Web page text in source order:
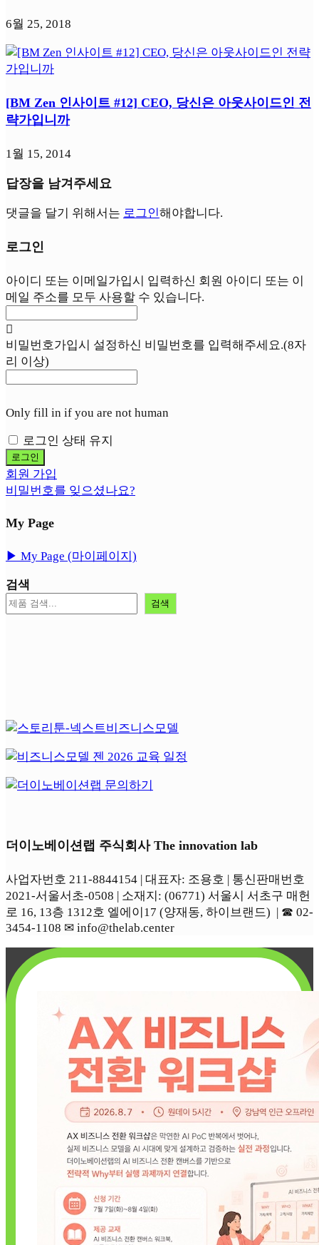
6월 25, 2018
[BM Zen 인사이트 #12] CEO, 당신은 아웃사이드인 전
략가입니까
1월 15, 2014
답장을 남겨주세요
댓글을 달기 위해서는 로그인해야합니다.
로그인
아이디 또는 이메일가입시 입력하신 회원 아이디 또는 이
메일 주소를 모두 사용할 수 있습니다.
비밀번호가입시 설정하신 비밀번호를 입력해주세요.(8자
리 이상)
Only fill in if you are not human
로그인 상태 유지
회원 가입
비밀번호를 잊으셨나요?
My Page
▶︎ My Page (마이페이지)
검색
검색
더이노베이션랩 주식회사 The innovation lab
사업자번호 211-8844154 | 대표자: 조용호 | 통신판매번호
2021-서울서초-0508 | 소재지: (06771) 서울시 서초구 매헌
로 16, 13층 1312호 엘에이17 (양재동, 하이브랜드) | ☎︎ 02-
3454-1108 ✉︎ info@thelab.center